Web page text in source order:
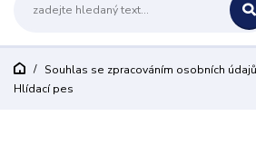
Souhlas se zpracováním osobních
Hlídací pes